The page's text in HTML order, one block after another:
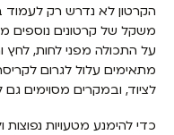
הקרטון לא נדרש רק
משקל של קרטונים נוספים
על התכולה מפני לחות, לחץ
מתאימים עלול לגרום
לציוד, ובמקרים מסוימים
כדי להימנע מטעויות